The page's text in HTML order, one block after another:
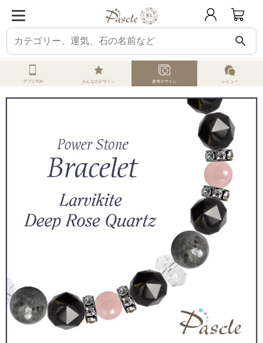
search
ホーム オーダーメイド 参考デザイン ラルビカイト ラルビカイト・デ
アプリTOP みんなのデザイン 参考デザイン レビュー